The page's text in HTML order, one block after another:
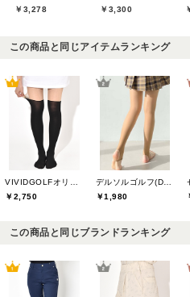
￥3,278
￥3,300
この商品と同じアイテムランキング
￥2,750
￥1,980
この商品と同じブランドランキング